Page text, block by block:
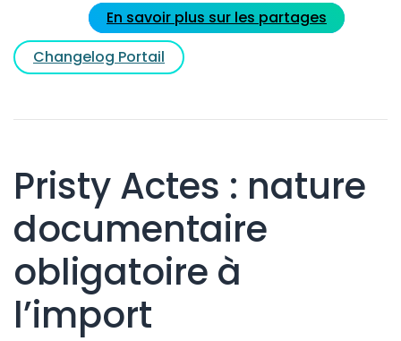
En savoir plus sur les partages
Changelog Portail
Pristy Actes : nature
documentaire
obligatoire à
l’import